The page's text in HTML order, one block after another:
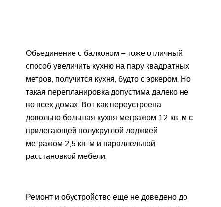
Объединение с балконом – тоже отличный
способ увеличить кухню на пару квадратных
метров, получится кухня, будто с эркером. Но
такая перепланировка допустима далеко не
во всех домах. Вот как переустроена
довольно большая кухня метражом 12 кв. м с
прилегающей полукруглой лоджией
метражом 2,5 кв. м и параллельной
расстановкой мебели.
Ремонт и обустройство еще не доведено до